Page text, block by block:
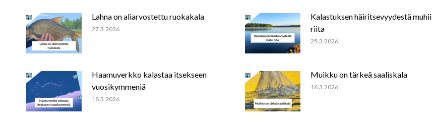
Lahna on aliarvostettu ruokakala
27.3.2026
Kalastuksen häiritsevyydestä muhii
riita
25.3.2026
Haamuverkko kalastaa itsekseen
vuosikymmeniä
18.3.2026
Muikku on tärkeä saaliskala
16.3.2026